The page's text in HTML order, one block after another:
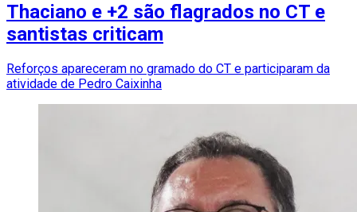
Thaciano e +2 são flagrados no CT e
santistas criticam
Reforços apareceram no gramado do CT e participaram da
atividade de Pedro Caixinha